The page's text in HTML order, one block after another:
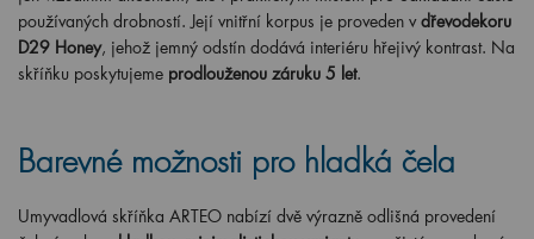
používaných drobností. Její vnitřní korpus je proveden v dřevodekoru
D29 Honey, jehož jemný odstín dodává interiéru hřejivý kontrast. Na
skříňku poskytujeme prodlouženou záruku 5 let.
Barevné možnosti pro hladká čela
Umyvadlová skříňka ARTEO nabízí dvě výrazně odlišná provedení